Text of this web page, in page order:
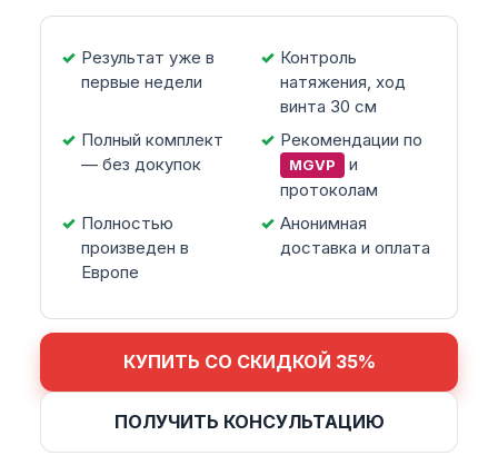
Результат уже в
первые недели
Контроль
натяжения, ход
винта 30 см
Полный комплект
— без докупок
Рекомендации по
MGVP
и
протоколам
Полностью
произведен в
Европе
Анонимная
доставка и оплата
КУПИТЬ СО СКИДКОЙ 35%
ПОЛУЧИТЬ КОНСУЛЬТАЦИЮ